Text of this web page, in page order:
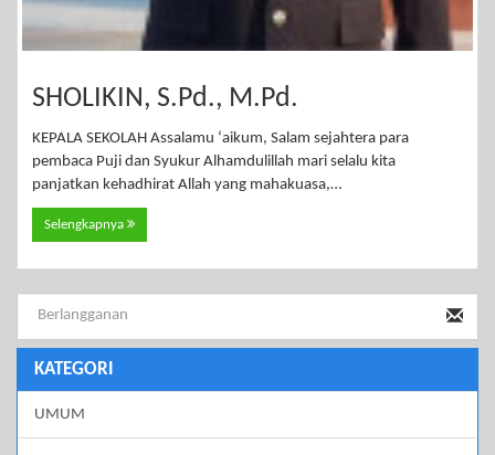
SHOLIKIN, S.Pd., M.Pd.
KEPALA SEKOLAH Assalamu ‘aikum, Salam sejahtera para
pembaca Puji dan Syukur Alhamdulillah mari selalu kita
panjatkan kehadhirat Allah yang mahakuasa,…
Selengkapnya
KATEGORI
UMUM